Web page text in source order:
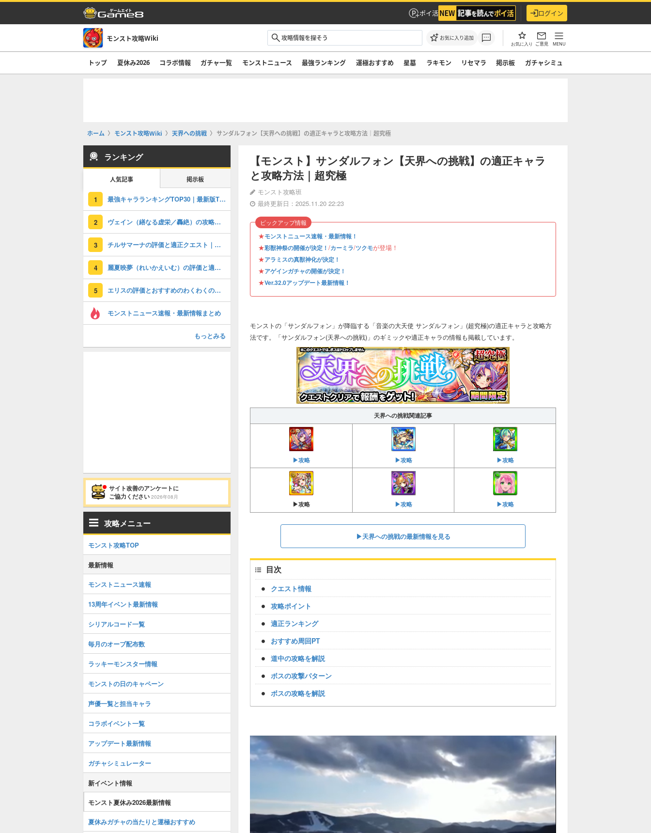
ポイ活 ログイン
モンスト攻略Wiki お気に入り追加
お気に入り ご意見 MENU
トップ 夏休み2026 コラボ情報 ガチャ一覧 モンストニュース 最強ランキング 運極おすすめ 星墓 ラキモン リセマラ 掲示板 ガチャシミュ
ホーム モンスト攻略Wiki 天界への挑戦 サンダルフォン【天界への挑戦】の適正キャラと攻略方法｜超究極
【モンスト】サンダルフォン【天界への挑戦】の適正キャラ
と攻略方法｜超究極
モンスト攻略班
最終更新日：2025.11.20 22:23
★モンストニュース速報・最新情報！
★彩獣神祭の開催が決定！ /カーミラ/ツクモが登場！
★アラミスの真獣神化が決定！
★アゲインガチャの開催が決定！
★Ver.32.0アップデート最新情報！
ピックアップ情報
モンストの「サンダルフォン」が降臨する「音楽の大天使 サンダルフォン」(超究極)の適正キャラと攻略方
法です。「サンダルフォン(天界への挑戦)」のギミックや適正キャラの情報も掲載しています。
天界への挑戦関連記事
▶︎攻略 ▶︎攻略 ▶︎攻略
▶︎攻略 ▶︎攻略 ▶︎攻略
▶︎天界への挑戦の最新情報を見る
目次
クエスト情報
攻略ポイント
適正ランキング
おすすめ周回PT
道中の攻略を解説
ボスの攻撃パターン
ボスの攻略を解説
ランキング
人気記事 掲示板
1 最強キャラランキングTOP30｜最新版Tier
2 ヴェイン（繕なる虚栄／轟絶）の攻略と適正
3 チルサマーナの評価と適正クエスト｜どっちがおすすめ？
4 麗夏映夢（れいかえいむ）の評価と適正クエスト
5 エリスの評価とおすすめのわくわくの実｜どっちが強い？
モンストニュース速報・最新情報まとめ
もっとみる
サイト改善のアンケートに
ご協力ください 2026年08月
攻略メニュー
モンスト攻略TOP
最新情報
モンストニュース速報
13周年イベント最新情報
シリアルコード一覧
毎月のオーブ配布数
ラッキーモンスター情報
モンストの日のキャペーン
声優一覧と担当キャラ
コラボイベント一覧
アップデート最新情報
ガチャシミュレーター
新イベント情報
モンスト夏休み2026最新情報
夏休みガチャの当たりと運極おすすめ